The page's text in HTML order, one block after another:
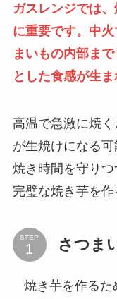
ガスレンジでは
に重要です。中
まいもの内部ま
とした食感が生ま
高温で急激に焼
が生焼けになる可
焼き時間を守りつ
完璧な焼き芋を
STEP さつま
焼き芋を作る